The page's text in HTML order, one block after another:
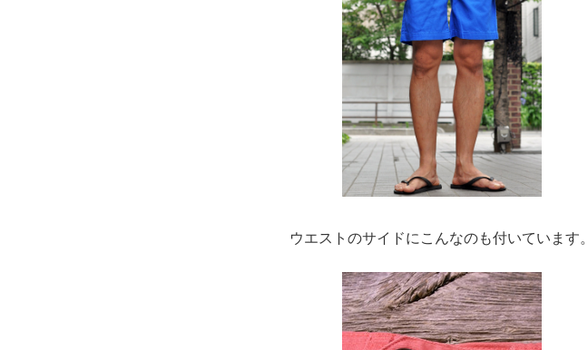
ウエストのサイドにこんなのも付いています。